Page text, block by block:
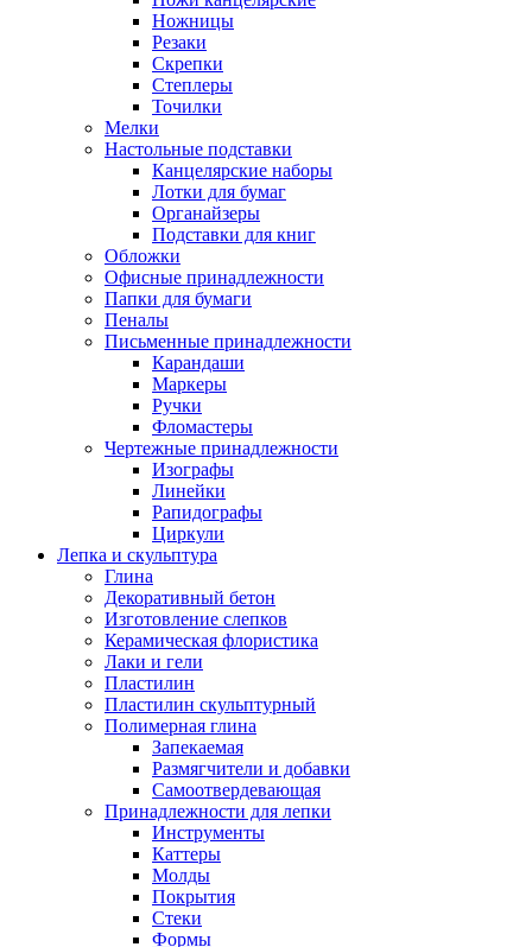
Ножницы
Резаки
Скрепки
Степлеры
Точилки
Мелки
Настольные подставки
Канцелярские наборы
Лотки для бумаг
Органайзеры
Подставки для книг
Обложки
Офисные принадлежности
Папки для бумаги
Пеналы
Письменные принадлежности
Карандаши
Маркеры
Ручки
Фломастеры
Чертежные принадлежности
Изографы
Линейки
Рапидографы
Циркули
Лепка и скульптура
Глина
Декоративный бетон
Изготовление слепков
Керамическая флористика
Лаки и гели
Пластилин
Пластилин скульптурный
Полимерная глина
Запекаемая
Размягчители и добавки
Самоотвердевающая
Принадлежности для лепки
Инструменты
Каттеры
Молды
Покрытия
Стеки
Формы